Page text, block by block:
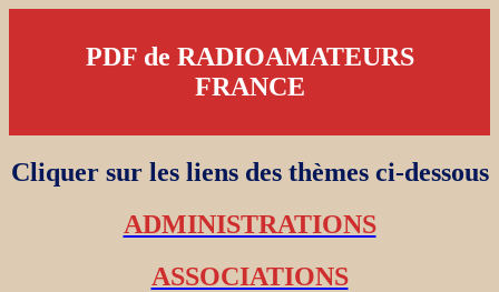
PDF de RADIOAMATEURS
FRANCE
Cliquer sur les liens des thèmes ci-dessous
ADMINISTRATIONS
ASSOCIATIONS